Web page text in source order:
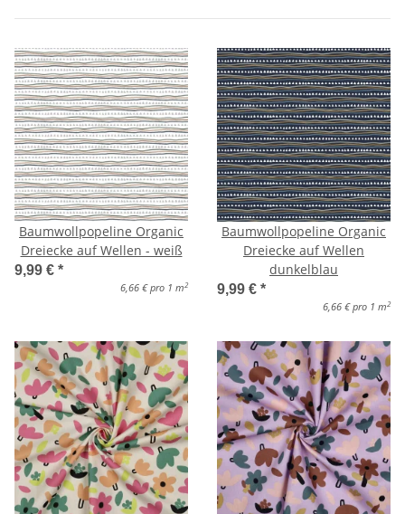
Baumwollpopeline Organic
Dreiecke auf Wellen - weiß
9,99 € *
6,66 € pro 1 m 2
Baumwollpopeline Organic
Dreiecke auf Wellen
dunkelblau
9,99 € *
6,66 € pro 1 m 2